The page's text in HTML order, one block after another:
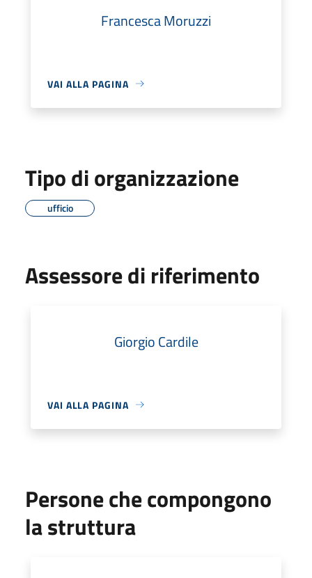
Francesca Moruzzi
VAI ALLA PAGINA
Tipo di organizzazione
ufficio
Assessore di riferimento
Giorgio Cardile
VAI ALLA PAGINA
Persone che compongono
la struttura